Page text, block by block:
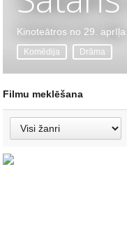
Kinoteātros no 29. aprīļa
Komēdija Drāma
Filmu meklēšana